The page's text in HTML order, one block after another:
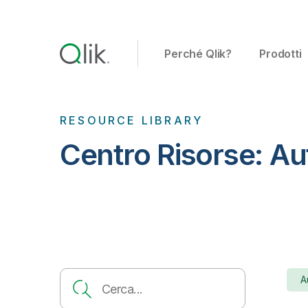
Perché Qlik? Prodotti
RESOURCE LIBRARY
Centro Risorse: